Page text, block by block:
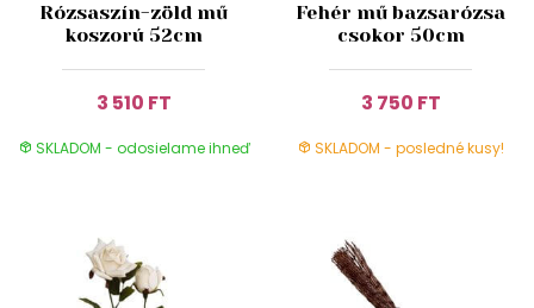
Rózsaszín-zöld mű
koszorú 52cm
3 510 FT
SKLADOM - odosielame ihneď
Fehér mű bazsarózsa
csokor 50cm
3 750 FT
SKLADOM - posledné kusy!